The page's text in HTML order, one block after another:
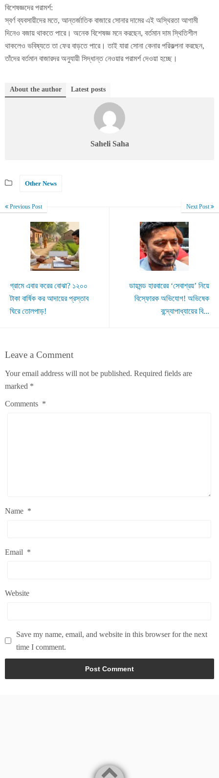
বিশেষজ্ঞদের পরামর্শ:
স্বর্ণ ব্যবসায়ীদের মতে, আন্তর্জাতিক বাজারে সোনার দামের এই অস্থিরতা আগামী
দিনেও বজায় থাকতে পারে। অনেক বিশেষজ্ঞ মনে করছেন, বর্তমান দাম স্থিতিশীল
থাকলেও ভবিষ্যতে তা ফের বাড়তে পারে। তাই যারা সোনা কেনার পরিকল্পনা করছেন,
তাঁদের বর্তমান বাজারদর অনুযায়ী সিদ্ধান্ত নেওয়ার পরামর্শ দেওয়া হচ্ছে।
About the author Latest posts
Saheli Saha
Other News
Previous Post
গ্রামে এবার করের বোঝা? ১২০০
টাকা বার্ষিক কর আদায়ের প্রস্তাব
ঘিরে তোলপাড়!
Next Post
ডায়মন্ড হারবারের ‘সেবাশ্রয়’ নিয়ে
বিস্ফোরক অভিযোগ! অভিষেক
বন্দ্যোপাধ্যায়ের বি...
Leave a Comment
Your email address will not be published. Required fields are
marked *
Comments *
Name *
Email *
Website
Save my name, email, and website in this browser for the next
time I comment.